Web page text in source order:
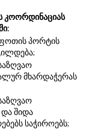
კოორდინაციას
პორტის
მხარდაჭერას
შიდა
საჭიროებს;